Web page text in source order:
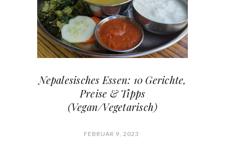
Nepalesisches Essen: 10 Gerichte,
Preise & Tipps
(Vegan/Vegetarisch)
FEBRUAR 9, 2023